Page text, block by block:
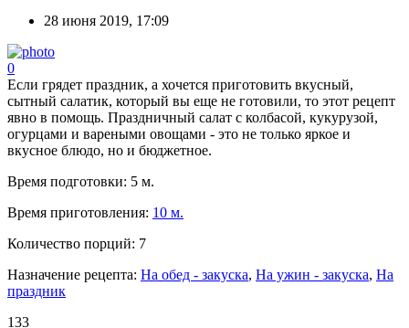
28 июня 2019, 17:09
0
Если грядет праздник, а хочется приготовить вкусный,
сытный салатик, который вы еще не готовили, то этот рецепт
явно в помощь. Праздничный салат с колбасой, кукурузой,
огурцами и вареными овощами - это не только яркое и
вкусное блюдо, но и бюджетное.
Время подготовки: 5 м.
Время приготовления: 10 м.
Количество порций: 7
Назначение рецепта: На обед - закуска, На ужин - закуска, На
праздник
133